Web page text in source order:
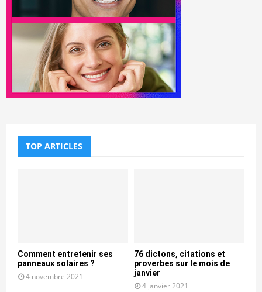
TOP ARTICLES
Comment entretenir ses
panneaux solaires ?
4 novembre 2021
76 dictons, citations et
proverbes sur le mois de
janvier
4 janvier 2021